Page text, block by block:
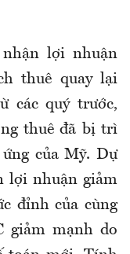
lợi nhuận
thuê quay lại
các quý trước,
thuê đã bị trì
của Mỹ. Dự
lợi nhuận giảm
đỉnh của cùng
giảm mạnh do